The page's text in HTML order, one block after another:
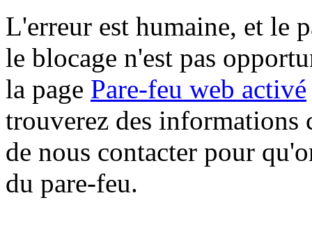
L'erreur est humaine, et le
le blocage n'est pas
la page Pare-feu web activé
trouverez des informations
de nous contacter pour
du pare-feu.